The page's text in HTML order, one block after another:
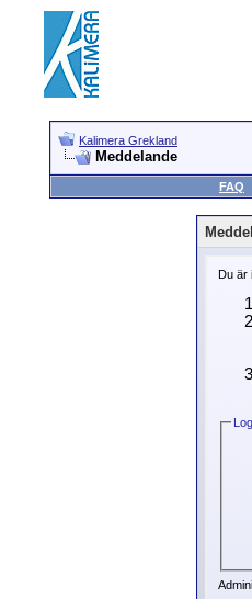
Kalimera Grekland
Meddelande
FAQ
Du är